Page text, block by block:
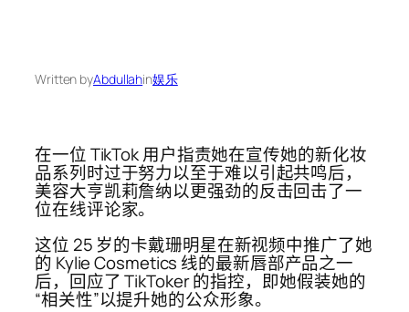
Written byAbdullahin娱乐
在一位 TikTok 用户指责她在宣传她的新化妆
品系列时过于努力以至于难以引起共鸣后，
美容大亨凯莉詹纳以更强劲的反击回击了一
位在线评论家。
这位 25 岁的卡戴珊明星在新视频中推广了她
的 Kylie Cosmetics 线的最新唇部产品之一
后，回应了 TikToker 的指控，即她假装她的
“相关性”以提升她的公众形象。